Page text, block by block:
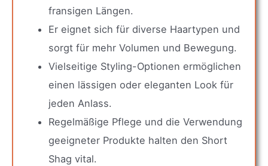
fransigen Längen.
Er eignet sich für diverse Haartypen und
sorgt für mehr Volumen und Bewegung.
Vielseitige Styling-Optionen ermöglichen
einen lässigen oder eleganten Look für
jeden Anlass.
Regelmäßige Pflege und die Verwendung
geeigneter Produkte halten den Short
Shag vital.